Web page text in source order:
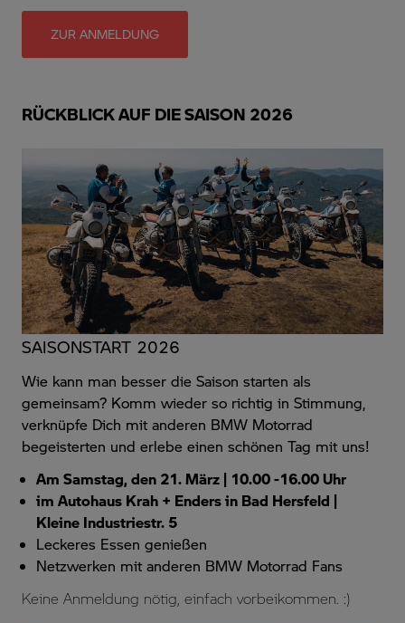
ZUR ANMELDUNG
RÜCKBLICK AUF DIE SAISON 2026
SAISONSTART 2026
Wie kann man besser die Saison starten als
gemeinsam? Komm wieder so richtig in Stimmung,
verknüpfe Dich mit anderen BMW Motorrad
begeisterten und erlebe einen schönen Tag mit uns!
Am Samstag, den 21. März | 10.00 -16.00 Uhr
im Autohaus Krah + Enders in Bad Hersfeld |
Kleine Industriestr. 5
Leckeres Essen genießen
Netzwerken mit anderen BMW Motorrad Fans
Keine Anmeldung nötig, einfach vorbeikommen. :)